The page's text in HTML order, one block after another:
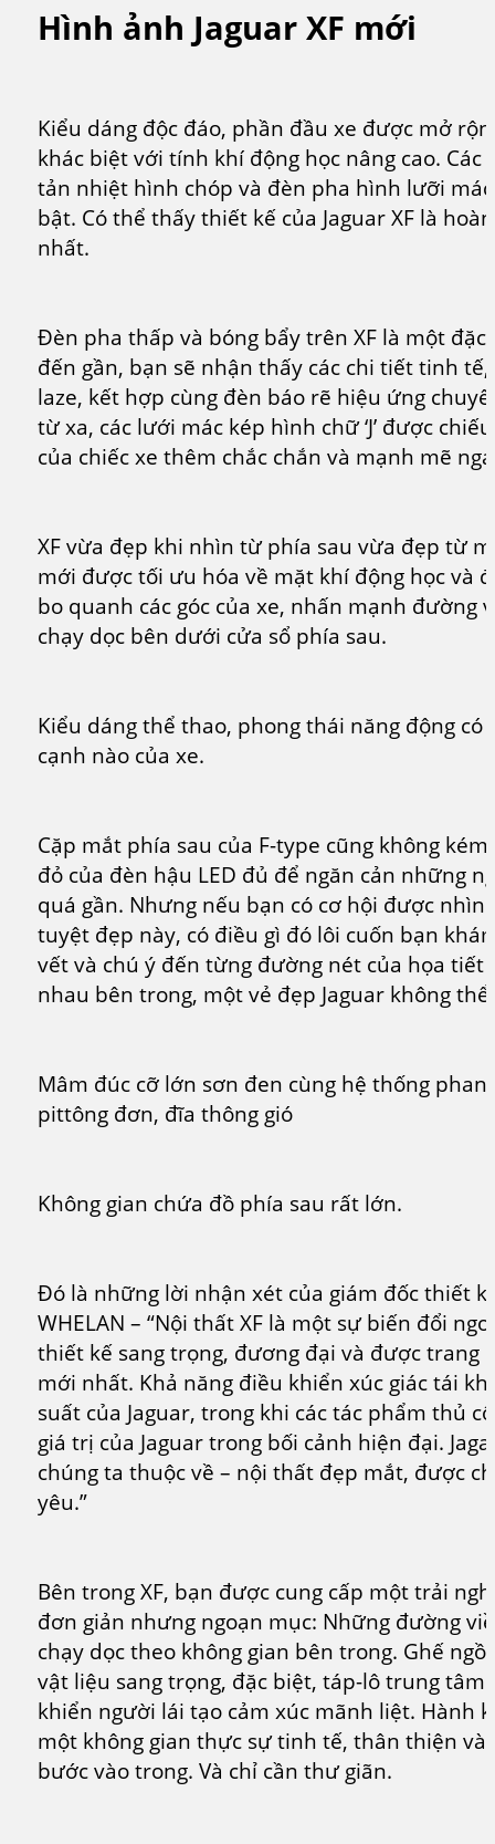
Hình ảnh Jaguar XF mới
Kiểu dáng độc đáo, phần đầu xe được mở
khác biệt với tính khí động học nâng cao.
tản nhiệt hình chóp và đèn pha hình lưỡi mác
bật. Có thể thấy thiết kế của Jaguar XF là
nhất.
Đèn pha thấp và bóng bẩy trên XF là một đặc
đến gần, bạn sẽ nhận thấy các chi tiết tinh
laze, kết hợp cùng đèn báo rẽ hiệu ứng
từ xa, các lưới mác kép hình chữ ‘J’ được
của chiếc xe thêm chắc chắn và mạnh mẽ
XF vừa đẹp khi nhìn từ phía sau vừa đẹp từ
mới được tối ưu hóa về mặt khí động học và
bo quanh các góc của xe, nhấn mạnh đường
chạy dọc bên dưới cửa sổ phía sau.
Kiểu dáng thể thao, phong thái năng động
cạnh nào của xe.
Cặp mắt phía sau của F-type cũng không
đỏ của đèn hậu LED đủ để ngăn cản những
quá gần. Nhưng nếu bạn có cơ hội được nhìn
tuyệt đẹp này, có điều gì đó lôi cuốn bạn
vết và chú ý đến từng đường nét của họa tiết
nhau bên trong, một vẻ đẹp Jaguar không
Mâm đúc cỡ lớn sơn đen cùng hệ thống
pittông đơn, đĩa thông gió
Không gian chứa đồ phía sau rất lớn.
Đó là những lời nhận xét của giám đốc thiết
WHELAN – “Nội thất XF là một sự biến đổi
thiết kế sang trọng, đương đại và được trang
mới nhất. Khả năng điều khiển xúc giác tái
suất của Jaguar, trong khi các tác phẩm thủ
giá trị của Jaguar trong bối cảnh hiện đại.
chúng ta thuộc về – nội thất đẹp mắt, được
yêu.”
Bên trong XF, bạn được cung cấp một trải
đơn giản nhưng ngoạn mục: Những đường
chạy dọc theo không gian bên trong. Ghế
vật liệu sang trọng, đặc biệt, táp-lô trung tâm
khiển người lái tạo cảm xúc mãnh liệt. Hành
một không gian thực sự tinh tế, thân thiện và
bước vào trong. Và chỉ cần thư giãn.